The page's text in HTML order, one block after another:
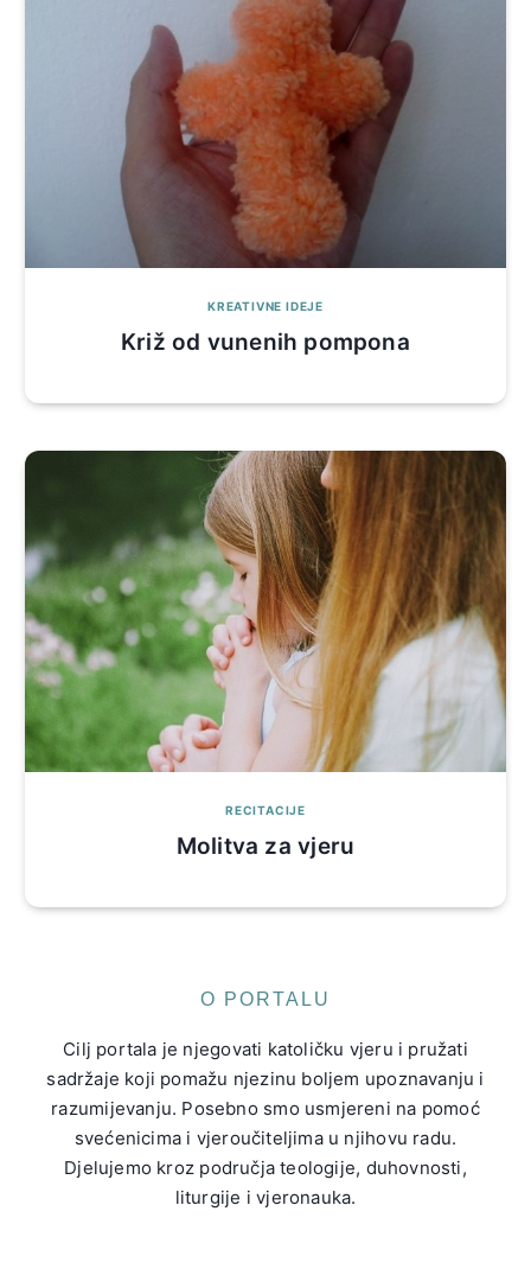
KREATIVNE IDEJE
Križ od vunenih pompona
RECITACIJE
Molitva za vjeru
O PORTALU
Cilj portala je njegovati katoličku vjeru i pružati
sadržaje koji pomažu njezinu boljem upoznavanju i
razumijevanju. Posebno smo usmjereni na pomoć
svećenicima i vjeroučiteljima u njihovu radu.
Djelujemo kroz područja teologije, duhovnosti,
liturgije i vjeronauka.